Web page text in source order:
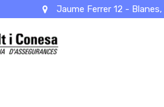
Jaume Ferrer 12 - Blanes,